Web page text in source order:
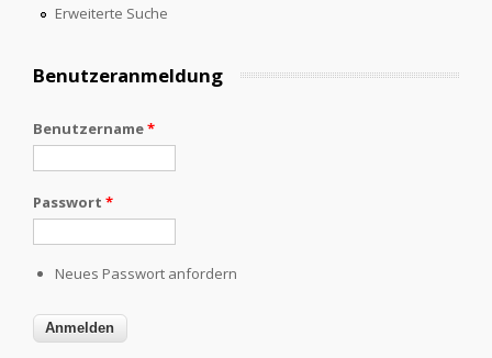
Erweiterte Suche
Benutzeranmeldung
Benutzername*
Passwort *
Neues Passwort anfordern